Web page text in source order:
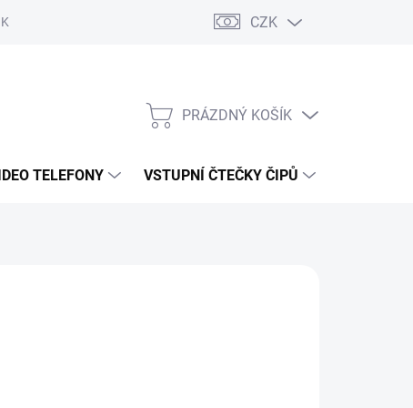
OCHRANY CZK
NÁKUPNÍ
PRÁZDNÝ KOŠÍK
TELEFONY VSTUPNÍ ČTEČKY ČIPŮ